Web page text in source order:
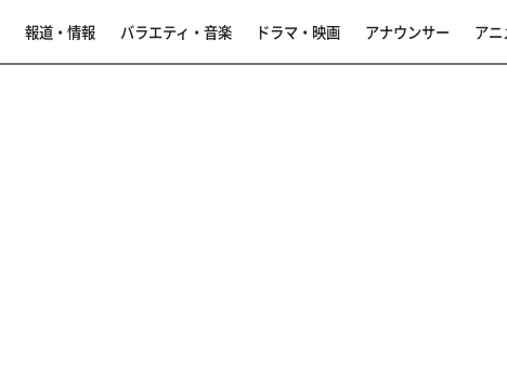
報道・情報 バラエティ・音楽 ドラマ・映画 アナウンサー アニ